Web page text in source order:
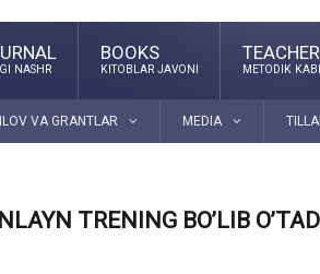
NASHR
BOOKS
KITOBLAR JAVONI METODIK
VA GRANTLAR MEDIA
TRENING BO’LIB